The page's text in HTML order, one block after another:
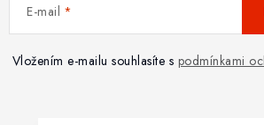
E-mail
Vložením e-mailu souhlasíte s podmínkami